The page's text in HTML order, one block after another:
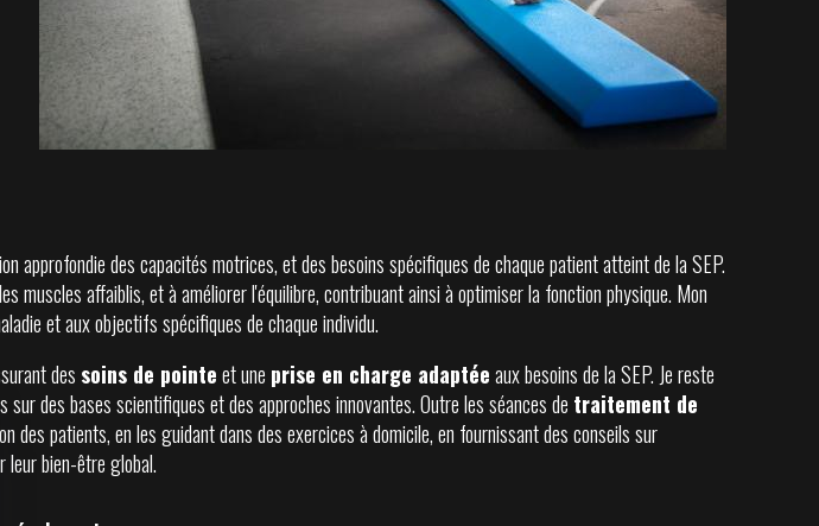
approfondie des capacités motrices, et des besoins spécifiques de chaque patient atteint de la SEP.
muscles affaiblis, et à améliorer l'équilibre, contribuant ainsi à optimiser la fonction physique. Mon
et aux objectifs spécifiques de chaque individu.
des soins de pointeet une prise en charge adaptéeaux besoins de la SEP. Je reste
des bases scientifiques et des approches innovantes. Outre les séances de traitement de
des patients, en les guidant dans des exercices à domicile, en fournissant des conseils sur
leur bien-être global.